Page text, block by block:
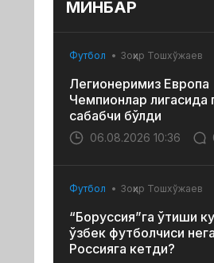
МИНБАР
Футбол Зоҳир Тошхўжаев
Легионеримиз Европа
Чемпионлар лигасида
сабабчи бўлди
06.08.2026 10:36
Футбол Зоҳир Тошхўжаев
“Боруссия”га ўтиши
ўзбек футболчиси
Россияга кетди?